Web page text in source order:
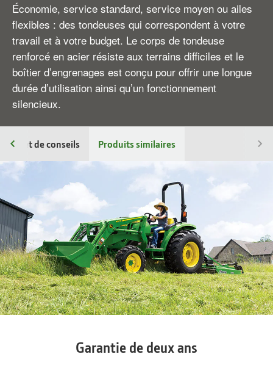
Économie, service standard, service moyen ou ailes
flexibles : des tondeuses qui correspondent à votre
travail et à votre budget. Le corps de tondeuse
renforcé en acier résiste aux terrains difficiles et le
boîtier d’engrenages est conçu pour offrir une longue
durée d’utilisation ainsi qu’un fonctionnement
silencieux.
Carnet de conseils Produits similaires
Garantie de deux ans